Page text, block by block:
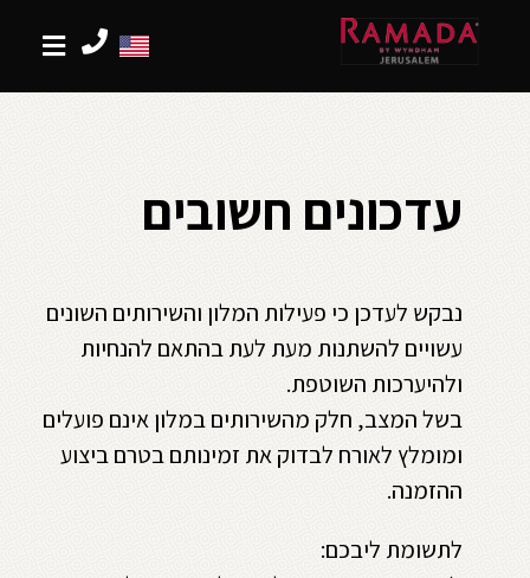
עדכונים חשובים
נבקש לעדכן כי פעילות המלון והשירותים השונים
עשויים להשתנות מעת לעת בהתאם להנחיות
ולהיערכות השוטפת.
בשל המצב, חלק מהשירותים במלון אינם פועלים
ומומלץ לאורח לבדוק את זמינותם בטרם ביצוע
ההזמנה.
לתשומת ליבכם: